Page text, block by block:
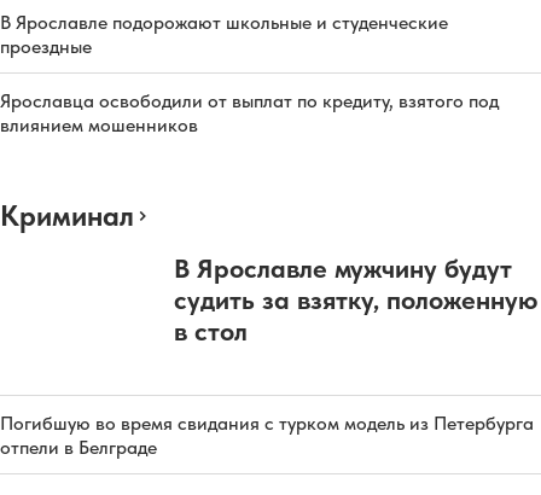
В Ярославле подорожают школьные и студенческие
проездные
Ярославца освободили от выплат по кредиту, взятого под
влиянием мошенников
Криминал
В Ярославле мужчину будут
судить за взятку, положенную
в стол
Погибшую во время свидания с турком модель из Петербурга
отпели в Белграде